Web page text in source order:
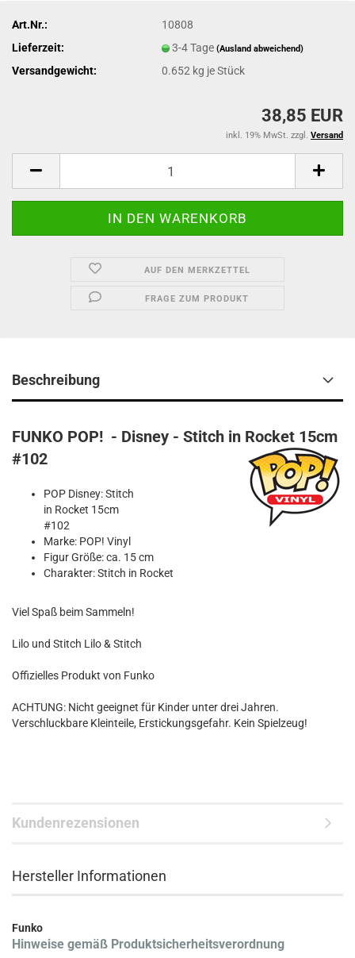
Art.Nr.:
10808
Lieferzeit:
3-4 Tage(Ausland abweichend)
Versandgewicht: 0.652 kg je Stück
38,85 EUR
inkl. 19% MwSt. zzgl. Versand
AUF DEN MERKZETTEL
FRAGE ZUM PRODUKT
Beschreibung
FUNKO POP! - Disney - Stitch in Rocket 15cm
#102
POP Disney: Stitch
in Rocket 15cm
#102
Marke: POP! Vinyl
Figur Größe: ca. 15 cm
Charakter: Stitch in Rocket
Viel Spaß beim Sammeln!
Lilo und Stitch Lilo & Stitch
Offizielles Produkt von Funko
ACHTUNG: Nicht geeignet für Kinder unter drei Jahren.
Verschluckbare Kleinteile, Erstickungsgefahr. Kein Spielzeug!
Kundenrezensionen
Hersteller Informationen
Funko
Hinweise gemäß Produktsicherheitsverordnung